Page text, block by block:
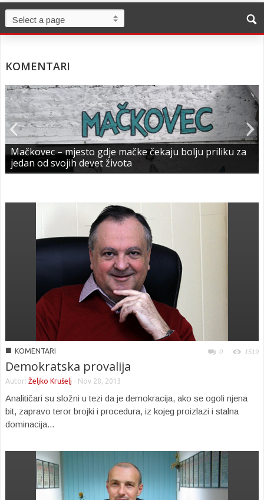
KOMENTARI
Mačkovec – mjesto gdje mačke čekaju bolju priliku za
jedan od svojih devet života
■ KOMENTARI 0 1519
Demokratska provalija
Autor: Željko Krušelj - Nov 28, 2013
Analitičari su složni u tezi da je demokracija, ako se ogoli njena
bit, zapravo teror brojki i procedura, iz kojeg proizlazi i stalna
dominacija...